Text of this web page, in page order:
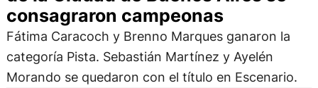
consagraron campeonas
Fátima Caracoch y Brenno Marques ganaron la
categoría Pista. Sebastián Martínez y Ayelén
Morando se quedaron con el título en Escenario.